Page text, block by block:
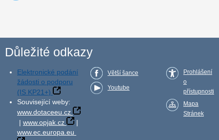
Důležité odkazy
Elektronické podání
žádosti o podporu
(IS KP21+)
Související weby:
www.dotaceeu.cz
| www.opjak.cz
|
www.ec.europa.eu
Větší šance
Youtube
Prohlášení
o
přístupnosti
Mapa
Stránek